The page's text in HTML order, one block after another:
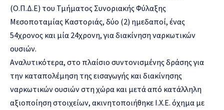
(Ο.Π.Δ.Ε) του Τμήματος Συνοριακής Φύλαξης
Μεσοποταμίας Καστοριάς, δύο (2) ημεδαποί, ένας
54χρονος και μία 24χρονη, για διακίνηση ναρκωτικών
ουσιών.
Αναλυτικότερα, στο πλαίσιο συντονισμένης δράσης για
την καταπολέμηση της εισαγωγής και διακίνησης
ναρκωτικών ουσιών στη χώρα και μετά από κατάλληλη
αξιοποίηση στοιχείων, ακινητοποιήθηκε Ι.Χ.Ε. όχημα με